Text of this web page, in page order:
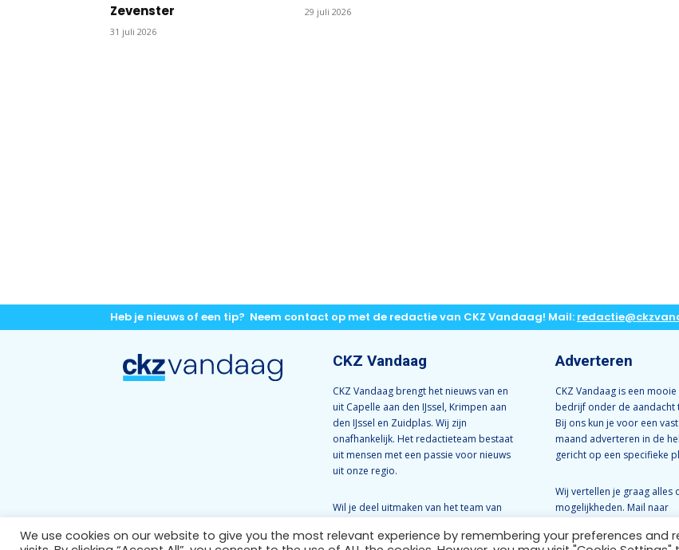
Zevenster
31 juli 2026
29 juli 2026
Heb je nieuws of een tip? Neem contact op met de redactie van CKZ Vandaag! Mail:
CKZ Vandaag
CKZ Vandaag brengt het nieuws van en
uit Capelle aan den IJssel, Krimpen aan
den IJssel en Zuidplas. Wij zijn
onafhankelijk. Het redactieteam bestaat
uit mensen met een passie voor nieuws
uit onze regio.
Wil je deel uitmaken van het team van
ons op:redactie@ckzvandaag.nl
Adverteren
CKZ Vandaag is een
bedrijf onder de aandacht
Bij ons kun je voor een
maand adverteren in de
gericht op een specifieke
Wij vertellen je graag alles
mogelijkheden. Mail naar
We use cookies on our website to give you the most relevant experience by remembering your preferences and